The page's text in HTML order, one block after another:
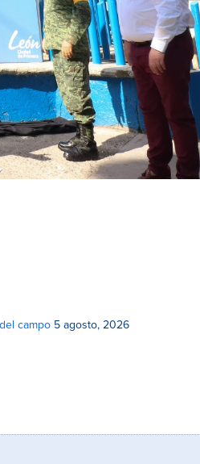
campo 5 agosto, 2026